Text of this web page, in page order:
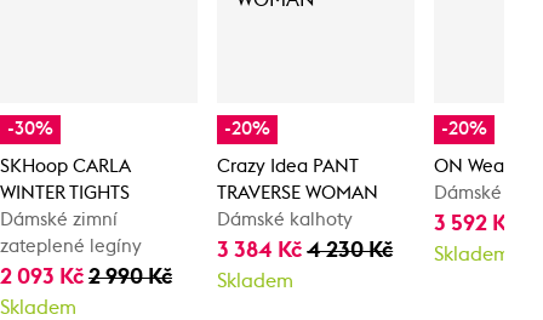
-30%
SKHoop CARLA
WINTER TIGHTS
Dámské zimní
zateplené legíny
2 093 Kč 2 990 Kč
Skladem
-20%
Crazy Idea PANT
TRAVERSE WOMAN
Dámské kalhoty
3 384 Kč4 230 Kč
Skladem
-20%
ON Weather
Dámské
3 592 Kč
Skladem